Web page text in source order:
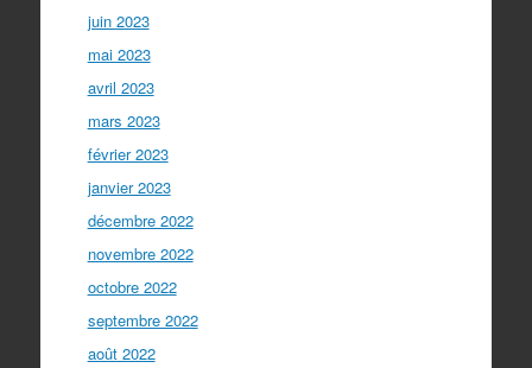
juin 2023
mai 2023
avril 2023
mars 2023
février 2023
janvier 2023
décembre 2022
novembre 2022
octobre 2022
septembre 2022
août 2022